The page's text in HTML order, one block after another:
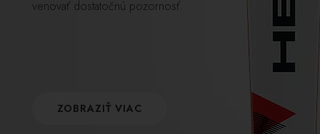
venovať dostatočnú pozornosť.
ZOBRAZIŤ VIAC